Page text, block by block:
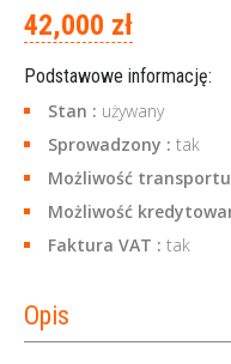
42,000 zł
Podstawowe informację:
Stan : używany
Sprowadzony : tak
Możliwość
Możliwość
Faktura VAT : tak
Opis